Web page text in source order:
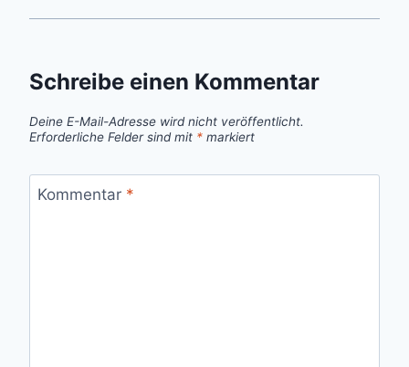
Schreibe einen Kommentar
Deine E-Mail-Adresse wird nicht veröffentlicht.
Erforderliche Felder sind mit * markiert
Kommentar *